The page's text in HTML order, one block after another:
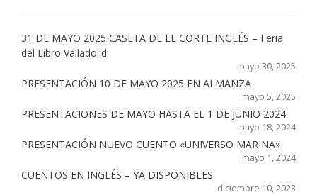
31 DE MAYO 2025 CASETA DE EL CORTE INGLÉS – Feria
del Libro Valladolid
mayo 30, 2025
PRESENTACIÓN 10 DE MAYO 2025 EN ALMANZA
mayo 5, 2025
PRESENTACIONES DE MAYO HASTA EL 1 DE JUNIO 2024
mayo 18, 2024
PRESENTACIÓN NUEVO CUENTO «UNIVERSO MARINA»
mayo 1, 2024
CUENTOS EN INGLÉS – YA DISPONIBLES
diciembre 10, 2023